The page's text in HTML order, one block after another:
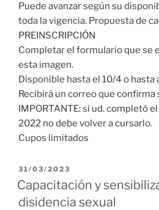
Puede avanzar según su
toda la vigencia. Propuesta de
PREINSCRIPCIÓN
Completar el formulario que se
esta imagen.
Disponible hasta el 10/4 o hasta
Recibirá un correo que confirma
IMPORTANTE: si ud. completó
2022 no debe volver a cursarlo.
Cupos limitados
PUBLICADO
EL
31/03/2023
Capacitación y
disidencia sexual